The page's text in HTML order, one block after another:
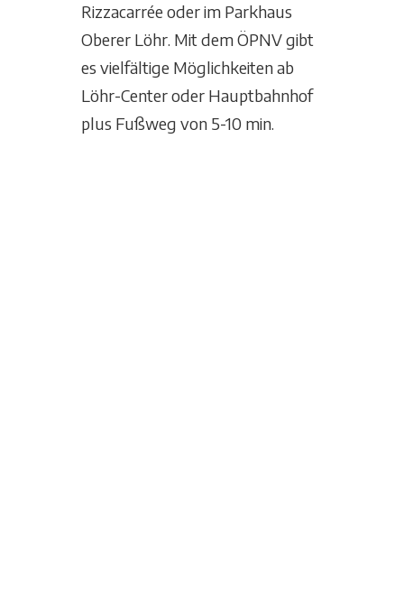
Rizzacarrée oder im Parkhaus
Oberer Löhr. Mit dem ÖPNV gibt
es vielfältige Möglichkeiten ab
Löhr-Center oder Hauptbahnhof
plus Fußweg von 5-10 min.